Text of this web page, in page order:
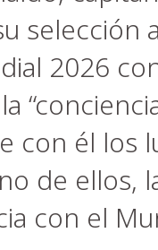
selección
2026
con él los
de ellos,
con el